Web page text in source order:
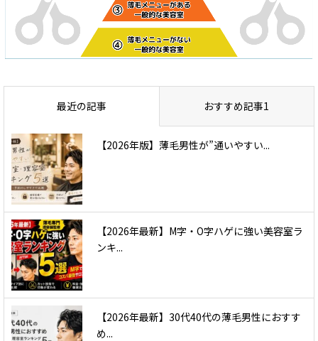
最近の記事 おすすめ記事1
【2026年版】薄毛男性が”通いやすい...
【2026年最新】M字・O字ハゲに強い美容室ラ
ンキ...
【2026年最新】30代40代の薄毛男性におすす
め...